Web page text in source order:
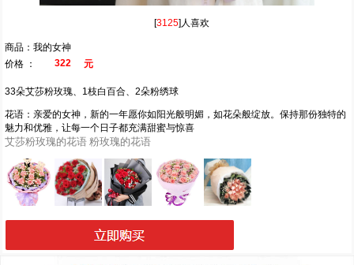
[3125]人喜欢
商品：我的女神
价格 ：
322 元
33朵艾莎粉玫瑰、1枝白百合、2朵粉绣球
花语：亲爱的女神，新的一年愿你如阳光般明媚，如花朵般绽放。保持那份独特的
魅力和优雅，让每一个日子都充满甜蜜与惊喜
艾莎粉玫瑰的花语 粉玫瑰的花语